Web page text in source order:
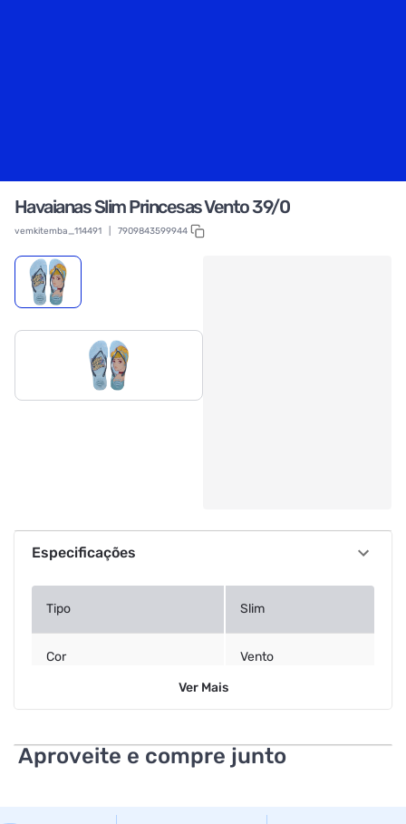
Havaianas Slim Princesas Vento 39/0
vemkitemba_114491 7909843599944
Especificações
Tipo Slim
Cor Vento
Ver Mais
Aproveite e compre junto